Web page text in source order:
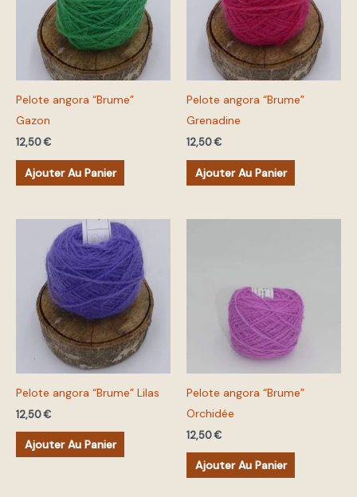
Pelote angora “Brume”
Gazon
12,50€
Ajouter Au Panier
Pelote angora “Brume”
Grenadine
12,50€
Ajouter Au Panier
Pelote angora “Brume” Lilas
12,50€
Ajouter Au Panier
Pelote angora “Brume”
Orchidée
12,50€
Ajouter Au Panier